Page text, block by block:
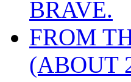
BRAVE.
FROM
(ABOUT